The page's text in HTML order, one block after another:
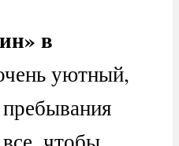
в
уютный,